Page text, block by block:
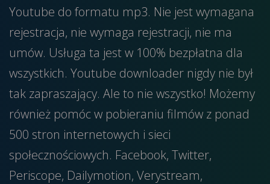
Youtube do formatu mp3. Nie jest wymagana
rejestracja, nie wymaga rejestracji, nie ma
umów. Usługa ta jest w 100% bezpłatna dla
wszystkich. Youtube downloader nigdy nie był
tak zapraszający. Ale to nie wszystko! Możemy
również pomóc w pobieraniu filmów z ponad
500 stron internetowych i sieci
społecznościowych. Facebook, Twitter,
Periscope, Dailymotion, Verystream,